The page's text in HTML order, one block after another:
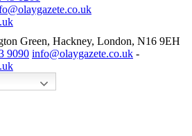
Green, Hackney, London, N16 9EH
9090 info@olaygazete.co.uk -